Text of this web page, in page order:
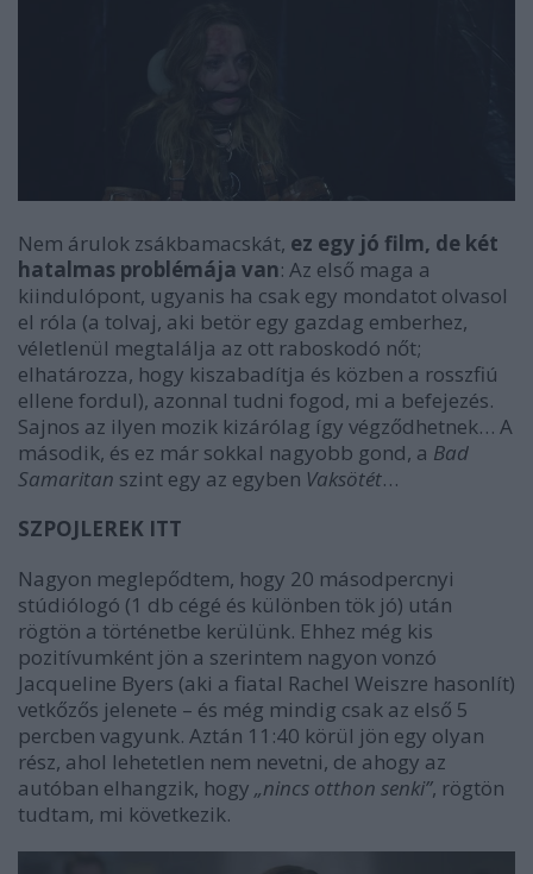
Nem árulok zsákbamacskát, ez egy jó film, de két
hatalmas problémája van: Az első maga a
kiindulópont, ugyanis ha csak egy mondatot olvasol
el róla (a tolvaj, aki betör egy gazdag emberhez,
véletlenül megtalálja az ott raboskodó nőt;
elhatározza, hogy kiszabadítja és közben a rosszfiú
ellene fordul), azonnal tudni fogod, mi a befejezés.
Sajnos az ilyen mozik kizárólag így végződhetnek… A
második, és ez már sokkal nagyobb gond, a Bad
Samaritan szint egy az egyben Vaksötét…
SZPOJLEREK ITT
Nagyon meglepődtem, hogy 20 másodpercnyi
stúdiólogó (1 db cégé és különben tök jó) után
rögtön a történetbe kerülünk. Ehhez még kis
pozitívumként jön a szerintem nagyon vonzó
Jacqueline Byers (aki a fiatal Rachel Weiszre hasonlít)
vetkőzős jelenete – és még mindig csak az első 5
percben vagyunk. Aztán 11:40 körül jön egy olyan
rész, ahol lehetetlen nem nevetni, de ahogy az
autóban elhangzik, hogy „nincs otthon senki”, rögtön
tudtam, mi következik.